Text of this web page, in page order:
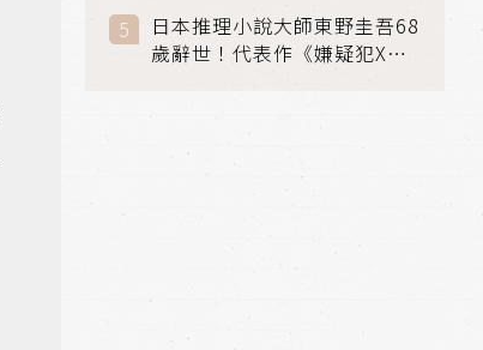
日本推理小說大師東野圭吾68
歲辭世！代表作《嫌疑犯X的